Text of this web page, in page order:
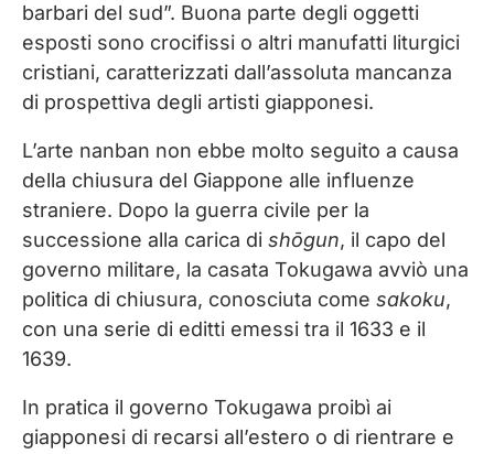
barbari del sud”. Buona parte degli oggetti
esposti sono crocifissi o altri manufatti liturgici
cristiani, caratterizzati dall’assoluta mancanza
di prospettiva degli artisti giapponesi.
L’arte nanban non ebbe molto seguito a causa
della chiusura del Giappone alle influenze
straniere. Dopo la guerra civile per la
successione alla carica di shōgun, il capo del
governo militare, la casata Tokugawa avviò una
politica di chiusura, conosciuta come sakoku,
con una serie di editti emessi tra il 1633 e il
1639.
In pratica il governo Tokugawa proibì ai
giapponesi di recarsi all’estero o di rientrare e